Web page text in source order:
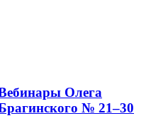
Олега
№ 21–30